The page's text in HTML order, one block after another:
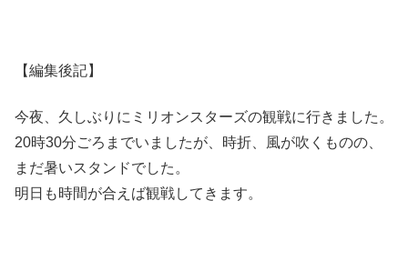
【編集後記】
今夜、久しぶりにミリオンスターズの観戦に行きました。
20時30分ごろまでいましたが、時折、風が吹くものの、
まだ暑いスタンドでした。
明日も時間が合えば観戦してきます。